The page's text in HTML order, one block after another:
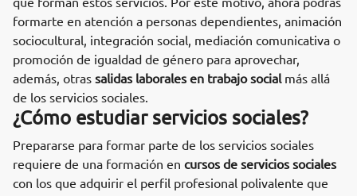
formarte en atención a personas dependientes, animación
sociocultural, integración social, mediación comunicativa o
promoción de igualdad de género para aprovechar,
además, otras salidas laborales en trabajo socialmás allá
de los servicios sociales.
¿Cómo estudiar servicios sociales?
Prepararse para formar parte de los servicios sociales
requiere de una formación en cursos de servicios sociales
con los que adquirir el perfil profesional polivalente que